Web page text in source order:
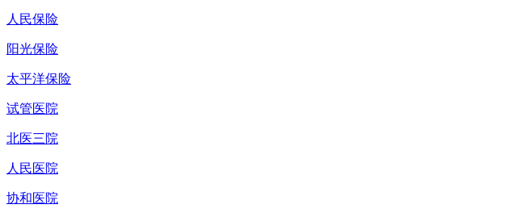
人民保险
阳光保险
太平洋保险
试管医院
北医三院
人民医院
协和医院